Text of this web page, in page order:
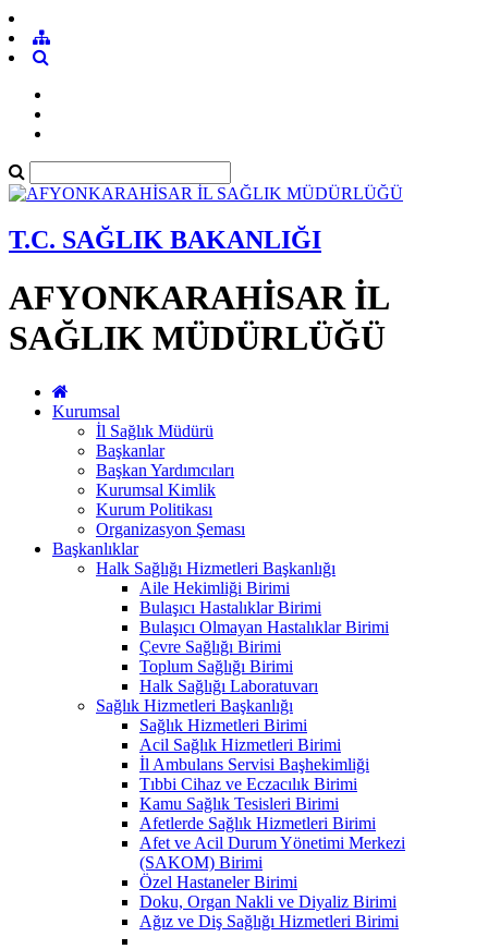
T.C. SAĞLIK BAKANLIĞI
AFYONKARAHİSAR İL
SAĞLIK MÜDÜRLÜĞÜ
Kurumsal
İl Sağlık Müdürü
Başkanlar
Başkan Yardımcıları
Kurumsal Kimlik
Kurum Politikası
Organizasyon Şeması
Başkanlıklar
Halk Sağlığı Hizmetleri Başkanlığı
Aile Hekimliği Birimi
Bulaşıcı Hastalıklar Birimi
Bulaşıcı Olmayan Hastalıklar Birimi
Çevre Sağlığı Birimi
Toplum Sağlığı Birimi
Halk Sağlığı Laboratuvarı
Sağlık Hizmetleri Başkanlığı
Sağlık Hizmetleri Birimi
Acil Sağlık Hizmetleri Birimi
İl Ambulans Servisi Başhekimliği
Tıbbi Cihaz ve Eczacılık Birimi
Kamu Sağlık Tesisleri Birimi
Afetlerde Sağlık Hizmetleri Birimi
Afet ve Acil Durum Yönetimi Merkezi
(SAKOM) Birimi
Özel Hastaneler Birimi
Doku, Organ Nakli ve Diyaliz Birimi
Ağız ve Diş Sağlığı Hizmetleri Birimi